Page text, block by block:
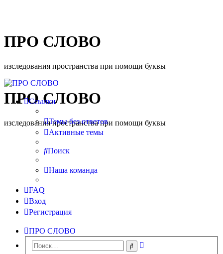
ПРО СЛОВО
изследования пространства при помощи буквы
ПРО СЛОВО
изследования пространства при помощи буквы
Ссылки
Темы без ответов
Активные темы
Поиск
Наша команда
FAQ
Вход
Регистрация
ПРО СЛОВО
Поиск